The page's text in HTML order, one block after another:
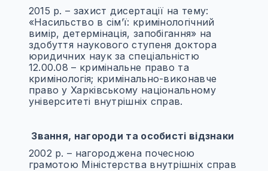
2015 р. – захист дисертації на тему:
«Насильство в сім’ї: кримінологічний
вимір, детермінація, запобігання» на
здобуття наукового ступеня доктора
юридичних наук за спеціальністю
12.00.08 – кримінальне право та
кримінологія; кримінально-виконавче
право у Харківському національному
університеті внутрішніх справ.
Звання, нагороди та особисті відзнаки
2002 р. – нагороджена почесною
грамотою Міністерства внутрішніх справ